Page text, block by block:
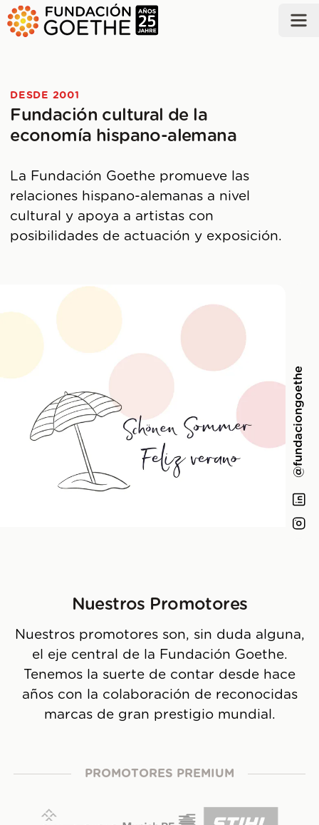
SALTAR AL CONTENIDO PRINCIPAL
DESDE 2001
Fundación cultural de la
economía hispano-alemana
La Fundación Goethe promueve las
relaciones hispano-alemanas a nivel
cultural y apoya a artistas con
posibilidades de actuación y exposición.
@fundaciongoethe
Nuestros Promotores
Nuestros promotores son, sin duda alguna,
el eje central de la Fundación Goethe.
Tenemos la suerte de contar desde hace
años con la colaboración de reconocidas
marcas de gran prestigio mundial.
PROMOTORES PREMIUM